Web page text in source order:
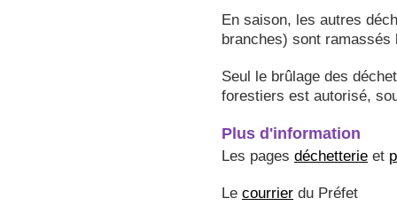
En saison, les autres
branches) sont
Seul le brûlage des
forestiers est autorisé,
Plus d'information
Les pages déchetterie et
Le courrier du Préfet